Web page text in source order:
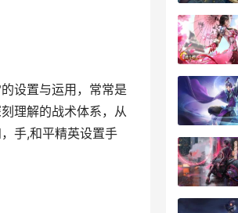
设置与运用，常常是
理解的战术体系，从
手,和平精英设置手